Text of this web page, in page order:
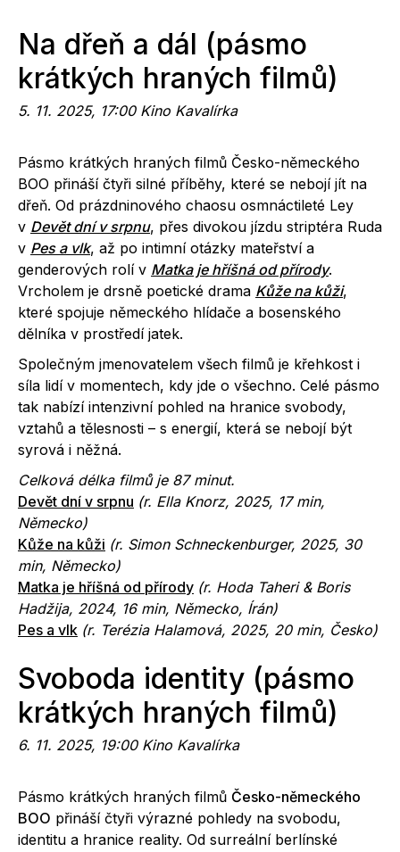
Na dřeň a dál (pásmo
krátkých hraných filmů)
5. 11. 2025, 17:00 Kino Kavalírka
Pásmo krátkých hraných filmů Česko-německého
BOO přináší čtyři silné příběhy, které se nebojí jít na
dřeň. Od prázdninového chaosu osmnáctileté Ley
v Devět dní v srpnu, přes divokou jízdu striptéra Ruda
v Pes a vlk, až po intimní otázky mateřství a
genderových rolí v Matka je hříšná od přírody.
Vrcholem je drsně poetické drama Kůže na kůži,
které spojuje německého hlídače a bosenského
dělníka v prostředí jatek.
Společným jmenovatelem všech filmů je křehkost i
síla lidí v momentech, kdy jde o všechno. Celé pásmo
tak nabízí intenzivní pohled na hranice svobody,
vztahů a tělesnosti – s energií, která se nebojí být
syrová i něžná.
Celková délka filmů je 87 minut.
Devět dní v srpnu (r. Ella Knorz, 2025, 17 min,
Německo)
Kůže na kůži (r. Simon Schneckenburger, 2025, 30
min, Německo)
Matka je hříšná od přírody (r. Hoda Taheri & Boris
Hadžija, 2024, 16 min, Německo, Írán)
Pes a vlk (r. Terézia Halamová, 2025, 20 min, Česko)
Svoboda identity (pásmo
krátkých hraných filmů)
6. 11. 2025, 19:00 Kino Kavalírka
Pásmo krátkých hraných filmů Česko-německého
BOO přináší čtyři výrazné pohledy na svobodu,
identitu a hranice reality. Od surreální berlínské